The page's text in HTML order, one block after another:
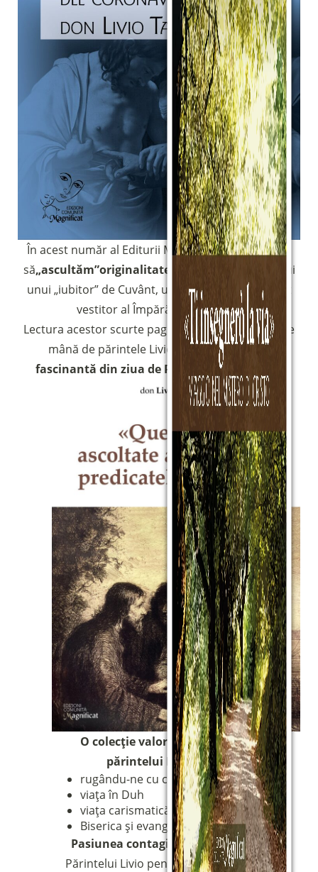
În acest număr al Editurii Magnificatavem ocazia
să„ascultăm”originalitatea
cuvântului
unui „iubitor” de Cuvânt, un credincios și strălucit
vestitor al Împărăției Cerurilor.
Lectura acestor scurte pagini ne va purta – luați de
mână de părintele Livio –
într-o călătorie
fascinantă din ziua de Paști până la Rusalii
O colecție valoroasă de predici ale
părintelui Livio Tacchini:
rugându-ne cu cuvântul
viața în Duh
viața carismatică
Biserica și evanghelizarea
Pasiunea contagioasă și captivantăa
Părintelui Livio pentru Cuvânt,predicasa
Sostieni la Comunità Magnificat
Fai una donazione sul nostro conto
bancario
IBAN:
IT49S0200803039000102071988
(clicca per copiare)